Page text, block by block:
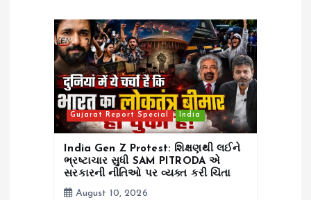
Gujarat Report Special India
India Gen Z Protest: શિક્ષણથી લઈને
ભ્રષ્ટાચાર સુધી SAM PITRODA એ
સરકારની નીતિઓ પર વ્યક્ત કરી ચિંતા
August 10, 2026